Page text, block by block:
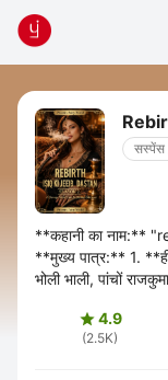
सस्पेंस
**कहानी का नाम:**
**मुख्य पात्र:** 1. **हीरोइन:** - **राजकुमारी
भोली भाली, पांचों
4.9
(2.5K)